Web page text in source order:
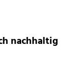
nachhaltig